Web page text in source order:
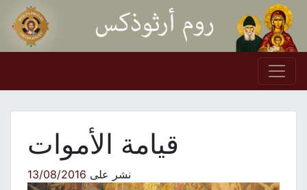
Skip to content
Main Navigation
قيامة الأموات
نشر على13/08/2016